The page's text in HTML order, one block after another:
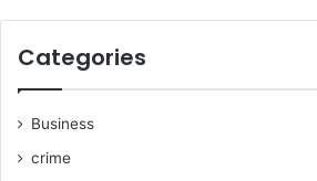
Categories
Business
crime